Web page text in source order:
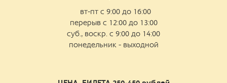
вт-пт с 9:00 до 16:00
перерыв с 12:00 до 13:00
суб., воскр. с 9:00 до 14:00
понедельник - выходной